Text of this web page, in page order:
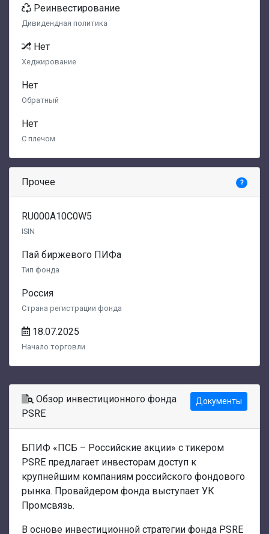
Реинвестирование
Дивидендная политика
Нет
Хеджирование
Нет
Обратный
Нет
С плечом
Прочее ?
RU000A10C0W5
ISIN
Пай биржевого ПИФа
Тип фонда
Россия
Страна регистрации фонда
18.07.2025
Начало торговли
Обзор инвестиционного фонда
PSRE
Документы
БПИФ «ПСБ – Российские акции» с тикером
PSRE предлагает инвесторам доступ к
крупнейшим компаниям российского фондового
рынка. Провайдером фонда выступает УК
Промсвязь.
В основе инвестиционной стратегии фонда PSRE